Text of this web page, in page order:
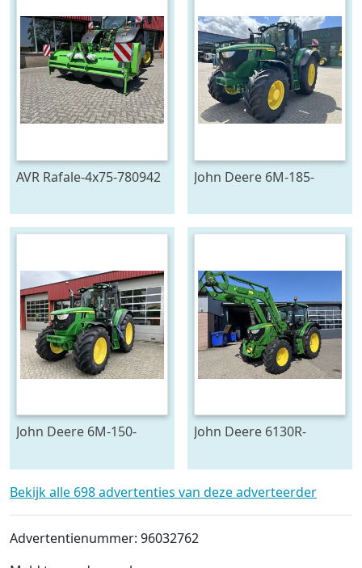
AVR Rafale-4x75-780942
John Deere 6M-185-
John Deere 6M-150-
John Deere 6130R-
Bekijk alle 698 advertenties van deze adverteerder
Advertentienummer: 96032762